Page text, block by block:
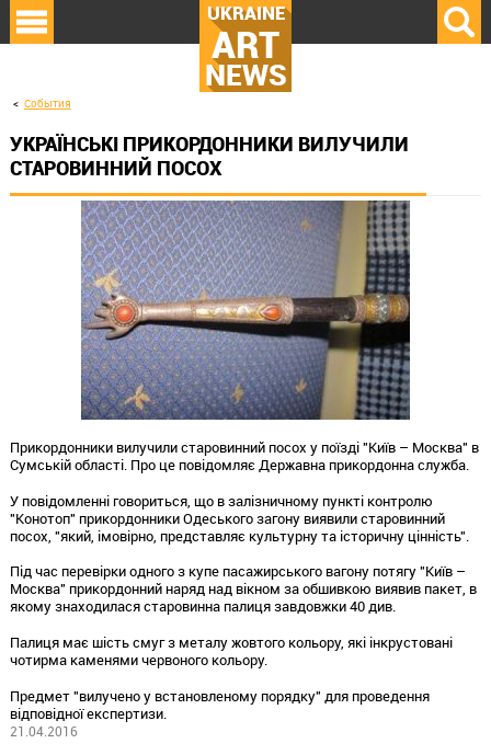
UKRAINE
ART
NEWS
События
УКРАЇНСЬКІ ПРИКОРДОННИКИ ВИЛУЧИЛИ
СТАРОВИННИЙ ПОСОХ
Прикордонники вилучили старовинний посох у поїзді "Київ – Москва" в
Сумській області. Про це повідомляє Державна прикордонна служба.
У повідомленні говориться, що в залізничному пункті контролю
"Конотоп" прикордонники Одеського загону виявили старовинний
посох, "який, імовірно, представляє культурну та історичну цінність".
Під час перевірки одного з купе пасажирського вагону потягу "Київ –
Москва" прикордонний наряд над вікном за обшивкою виявив пакет, в
якому знаходилася старовинна палиця завдовжки 40 див.
Палиця має шість смуг з металу жовтого кольору, які інкрустовані
чотирма каменями червоного кольору.
Предмет "вилучено у встановленому порядку" для проведення
відповідної експертизи.
21.04.2016